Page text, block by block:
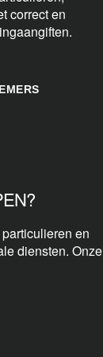
correct en
en
diensten. Onze